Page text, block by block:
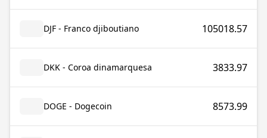
DJF - Franco djiboutiano 105018.57
DKK - Coroa dinamarquesa 3833.97
DOGE - Dogecoin 8573.99